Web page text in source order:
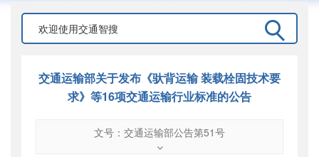
交通运输部关于发布《驮背运输 装载栓固技术要
求》等16项交通运输行业标准的公告
文号：交通运输部公告第51号
交通运输部公告第51号